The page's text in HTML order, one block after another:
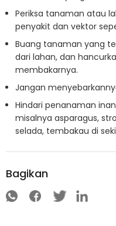
Periksa tanaman atau
penyakit dan vektor
Buang tanaman yang
dari lahan, dan
membakarnya.
Jangan
Hindari penanaman
misalnya asparagus,
selada, tembakau di
Bagikan